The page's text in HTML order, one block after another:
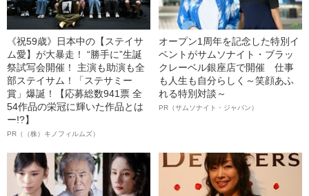
《祝59歳》日本中の【ステイサ
ム愛】が大暴走！ “勝手に”生誕
祭試写会開催！ 主演も助演も全
部ステイサム！「ステサミー
賞」爆誕！【応募総数941票 全
54作品の栄冠に輝いた作品とは
ー!?】
PR（（株）キノフィルムズ）
オープン1周年を記念した特別イ
ベントがサムソナイト・ブラッ
クレーベル銀座店で開催 仕事
も人生も自分らしく～笑顔あふ
れる特別対談～
PR（サムソナイト・ジャパン）